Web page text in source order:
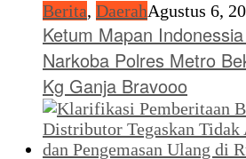
Berita, DaerahAgustus 6,
Ketum Mapan
Narkoba Polres Metro
Kg Ganja Bravooo